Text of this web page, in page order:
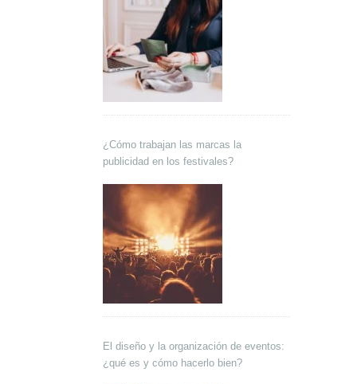
¿Cómo trabajan las marcas la
publicidad en los festivales?
El diseño y la organización de eventos:
¿qué es y cómo hacerlo bien?